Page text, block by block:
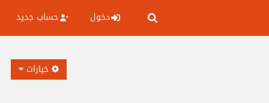
دخول حساب جديد
خيارات